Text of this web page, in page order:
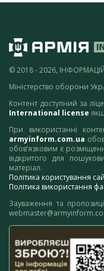
© 2018 - 2026,
Міністерство оборони
Контент доступний за
International license
При використанні
armyinform.com.ua
обов’язковим є
відкритого для
матеріал.
Політика користування
Політика використання
Зауваження та